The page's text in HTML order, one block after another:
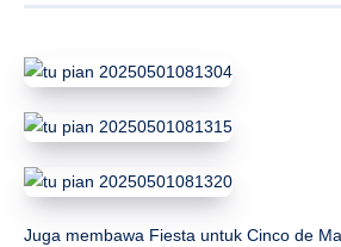
Juga membawa Fiesta untuk Cinco de